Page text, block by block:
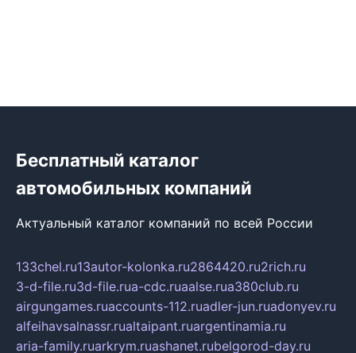
Бесплатный каталог
автомобильных компаний
Актуальный каталог компаний по всей России
133chel.ru13autor-kolonka.ru2864420.ru2rich.ru
3-d-file.ru3d-file.rua-cdc.ruaalse.rua380club.ru
airgungames.ruaccounts-112.ruadler-jun.ruadonyev.ru
alfeihavsalnassr.rualtaipant.ruargentinamia.ru
aria-family.ruarkrym.ruashanet.rubelgorod-day.ru